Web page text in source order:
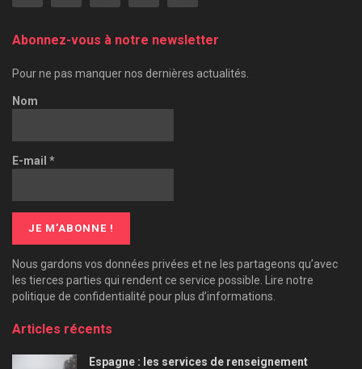
Abonnez-vous à notre newsletter
Pour ne pas manquer nos dernières actualités.
Nom
E-mail *
Nous gardons vos données privées et ne les partageons qu’avec
les tierces parties qui rendent ce service possible. Lire notre
politique de confidentialité pour plus d’informations.
Articles récents
Espagne : les services de renseignement